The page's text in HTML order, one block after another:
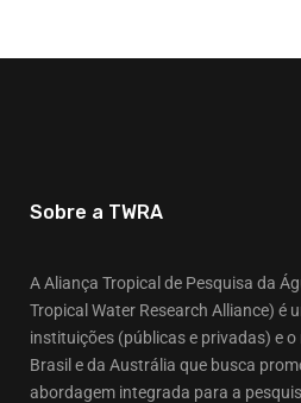
Sobre a TWRA
A Aliança Tropical de Pesquisa da
Tropical Water Research Alliance) é
instituições (públicas e privadas) e
Brasil e da Austrália que busca
abordagem integrada para a